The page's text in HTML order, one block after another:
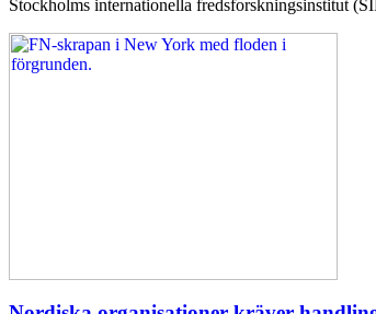
Stockholms internationella fredsforskningsinstitut